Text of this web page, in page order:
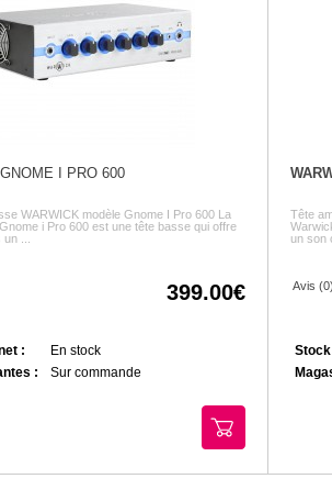
I PRO 600
WARWICK modèle Gnome I Pro 600 La
i Pro 600 est une tête basse qui offre
...
399.00
:
En stock
:
Sur commande
Tête
un son
Avis (0)